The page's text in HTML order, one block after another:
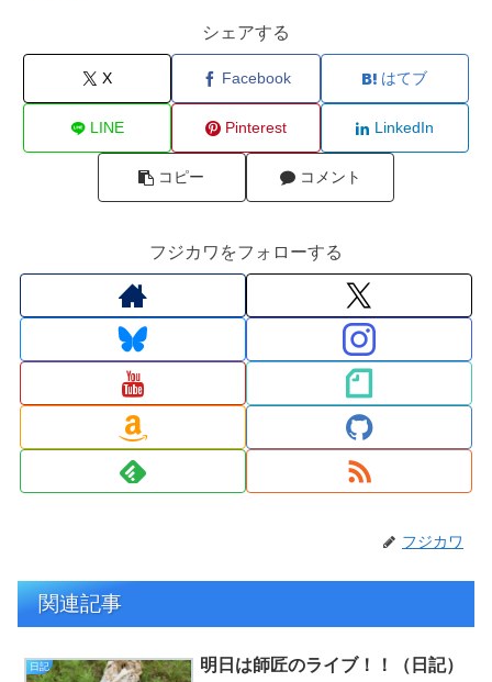
シェアする
X Facebook はてブ
LINE Pinterest LinkedIn
コピー コメント
フジカワをフォローする
フジカワ
関連記事
日記 明日は師匠のライブ！！（日記）